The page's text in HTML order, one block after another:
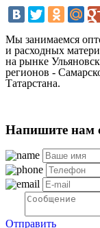
Мы занимаемся
и расходных
на рынке
регионов -
Татарстана.
Напишите нам
Отправить